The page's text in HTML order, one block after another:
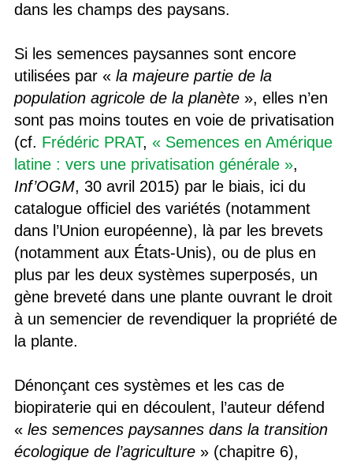
dans les champs des paysans.
Si les semences paysannes sont encore
utilisées par « la majeure partie de la
population agricole de la planète», elles n’en
sont pas moins toutes en voie de privatisation
(cf. Frédéric PRAT, « Semences en Amérique
latine : vers une privatisation générale »,
Inf’OGM, 30 avril 2015) par le biais, ici du
catalogue officiel des variétés (notamment
dans l’Union européenne), là par les brevets
(notamment aux États-Unis), ou de plus en
plus par les deux systèmes superposés, un
gène breveté dans une plante ouvrant le droit
à un semencier de revendiquer la propriété de
la plante.
Dénonçant ces systèmes et les cas de
biopiraterie qui en découlent, l’auteur défend
« les semences paysannes dans la transition
écologique de l’agriculture» (chapitre 6),